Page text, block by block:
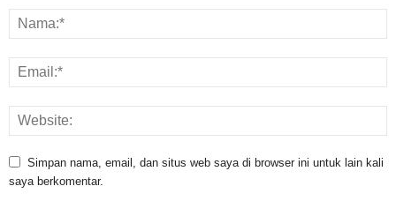
Simpan nama, email, dan situs web saya di browser ini untuk lain kali
saya berkomentar.